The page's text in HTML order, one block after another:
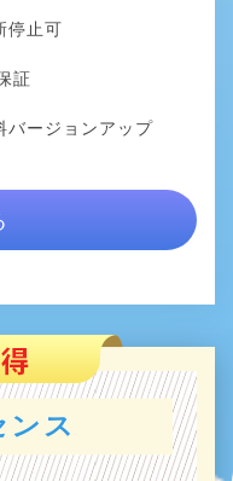
停止可
証
バージョンアップ
ンス